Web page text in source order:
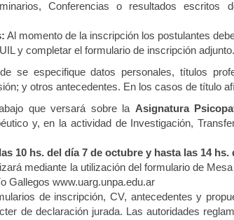
Conferencias o resultados escritos
Al momento de la inscripción los postulantes
y completar el formulario de inscripción adjunto.
se especifique datos personales, títulos
y otros antecedentes. En los casos de título
que versará sobre la Asignatura
y, en la actividad de Investigación,
10 hs. del día 7 de octubre y hasta las 14
mediante la utilización del formulario de
Gallegos www.uarg.unpa.edu.ar
de inscripción, CV, antecedentes y
de declaración jurada. Las autoridades